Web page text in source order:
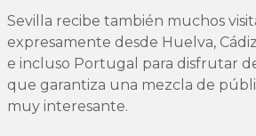
Sevilla recibe también muchos
expresamente desde Huelva,
e incluso Portugal para disfrutar
que garantiza una mezcla de
muy interesante.